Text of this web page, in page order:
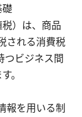
礎
）は、商品
される消費税
つビジネス間
。
報を用いる制